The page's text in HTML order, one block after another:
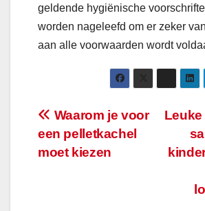
geldende hygiënische
worden nageleefd om er zeker
aan alle voorwaarden wordt
Bericht
navigatie
Waarom je voor
een pelletkachel
moet kiezen